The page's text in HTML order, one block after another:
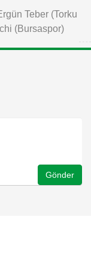
Teber (Torku
(Bursaspor)
Gönder